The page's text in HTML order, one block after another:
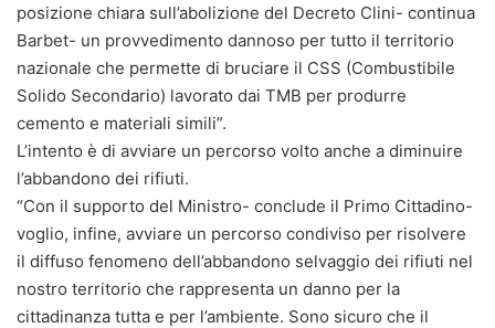
posizione chiara sull’abolizione del Decreto Clini- continua
Barbet- un provvedimento dannoso per tutto il territorio
nazionale che permette di bruciare il CSS (Combustibile
Solido Secondario) lavorato dai TMB per produrre
cemento e materiali simili”.
L’intento è di avviare un percorso volto anche a diminuire
l’abbandono dei rifiuti.
“Con il supporto del Ministro- conclude il Primo Cittadino-
voglio, infine, avviare un percorso condiviso per risolvere
il diffuso fenomeno dell’abbandono selvaggio dei rifiuti nel
nostro territorio che rappresenta un danno per la
cittadinanza tutta e per l’ambiente. Sono sicuro che il